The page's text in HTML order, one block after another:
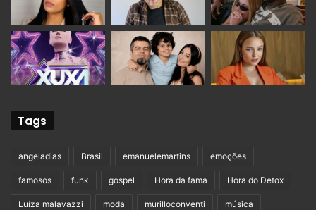
Tags
angeladias Brasil emanuelemartins emoções
famosos funk gospel Hora da fama Hora do Detox
Luíza malavazzi moda murilloconventi música